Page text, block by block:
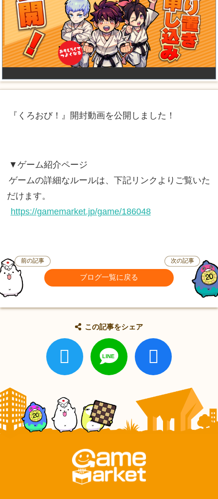
『くろおび！』開封動画を公開しました！
▼ゲーム紹介ページ
ゲームの詳細なルールは、下記リンクよりご覧いた
だけます。
https://gamemarket.jp/game/186048
前の記事
ブログ一覧に戻る
次の記事
この記事をシェア